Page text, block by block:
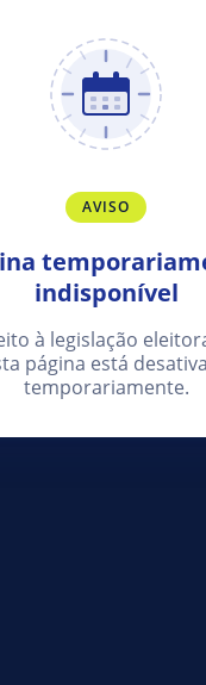
AVISO
indisponível
à legislação
página está
temporariamente.